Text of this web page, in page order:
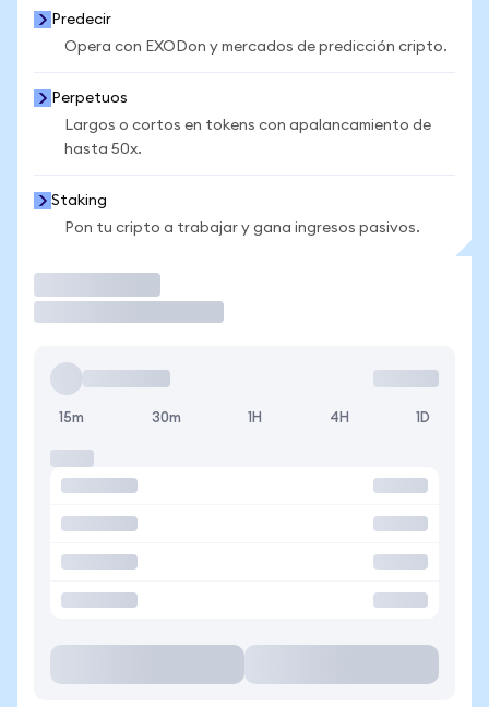
Predecir
Opera con EXODon y mercados de predicción cripto.
Perpetuos
Largos o cortos en tokens con apalancamiento de
hasta 50x.
Staking
Pon tu cripto a trabajar y gana ingresos pasivos.
15m 30m 1H 4H 1D